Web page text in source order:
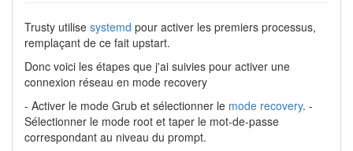
Trusty utilise systemd pour activer les premiers processus,
remplaçant de ce fait upstart.
Donc voici les étapes que j'ai suivies pour activer une
connexion réseau en mode recovery
- Activer le mode Grub et sélectionner le mode recovery. -
Sélectionner le mode root et taper le mot-de-passe
correspondant au niveau du prompt.